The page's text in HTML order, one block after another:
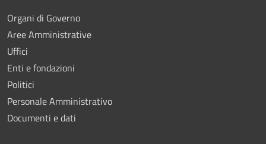
Organi di Governo
Aree Amministrative
Uffici
Enti e fondazioni
Politici
Personale Amministrativo
Documenti e dati